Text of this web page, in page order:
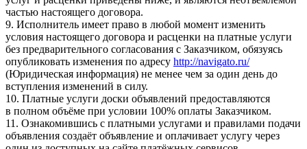
частью настоящего договора.
9. Исполнитель имеет право в любой момент изменить
условия настоящего договора и расценки на платные услуги
без предварительного согласования с Заказчиком, обязуясь
опубликовать изменения по адресу http://navigato.ru/
(Юридическая информация) не менее чем за один день до
вступления изменений в силу.
10. Платные услуги доски объявлений предоставляются
в полном объёме при условии 100% оплаты Заказчиком.
11. Ознакомившись с платными услугами и правилами подачи
объявления создаёт объявление и оплачивает услугу через